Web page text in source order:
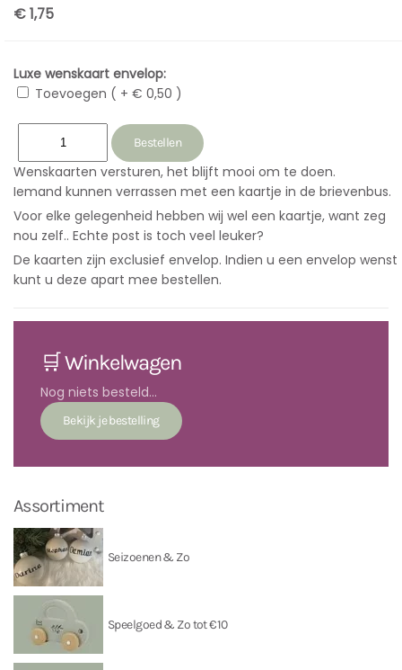
€ 1,75
Luxe wenskaart envelop:
Toevoegen ( + € 0,50 )
Wenskaarten versturen, het blijft mooi om te doen.
Iemand kunnen verrassen met een kaartje in de brievenbus.
Voor elke gelegenheid hebben wij wel een kaartje, want zeg
nou zelf.. Echte post is toch veel leuker?
De kaarten zijn exclusief envelop. Indien u een envelop wenst
kunt u deze apart mee bestellen.
🛒 Winkelwagen
Nog niets besteld...
Assortiment
Seizoenen & Zo
Speelgoed & Zo tot €10